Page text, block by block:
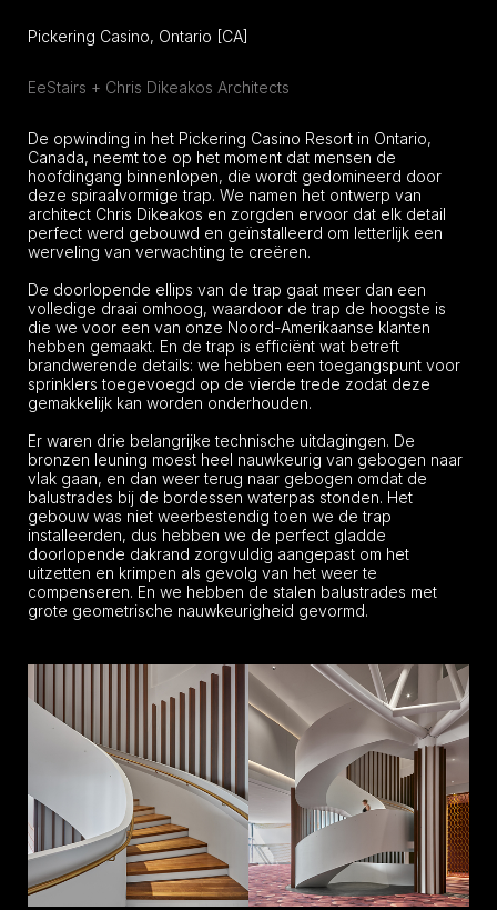
Pickering Casino, Ontario [CA]
EeStairs + Chris Dikeakos Architects
De opwinding in het Pickering Casino Resort in Ontario,
Canada, neemt toe op het moment dat mensen de
hoofdingang binnenlopen, die wordt gedomineerd door
deze spiraalvormige trap. We namen het ontwerp van
architect Chris Dikeakos en zorgden ervoor dat elk detail
perfect werd gebouwd en geïnstalleerd om letterlijk een
werveling van verwachting te creëren.
De doorlopende ellips van de trap gaat meer dan een
volledige draai omhoog, waardoor de trap de hoogste is
die we voor een van onze Noord-Amerikaanse klanten
hebben gemaakt. En de trap is efficiënt wat betreft
brandwerende details: we hebben een toegangspunt voor
sprinklers toegevoegd op de vierde trede zodat deze
gemakkelijk kan worden onderhouden.
Er waren drie belangrijke technische uitdagingen. De
bronzen leuning moest heel nauwkeurig van gebogen naar
vlak gaan, en dan weer terug naar gebogen omdat de
balustrades bij de bordessen waterpas stonden. Het
gebouw was niet weerbestendig toen we de trap
installeerden, dus hebben we de perfect gladde
doorlopende dakrand zorgvuldig aangepast om het
uitzetten en krimpen als gevolg van het weer te
compenseren. En we hebben de stalen balustrades met
grote geometrische nauwkeurigheid gevormd.